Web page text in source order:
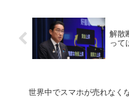
解散
って
世界中でスマホが売れなく